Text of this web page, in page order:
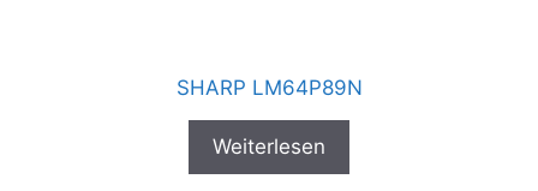
SHARP LM64P89N
Weiterlesen